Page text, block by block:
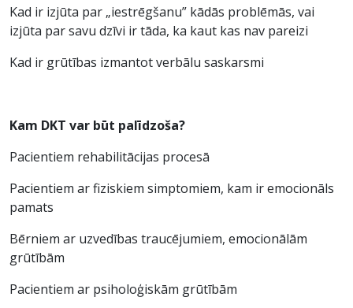
Kad ir izjūta par „iestrēgšanu” kādās problēmās, vai
izjūta par savu dzīvi ir tāda, ka kaut kas nav pareizi
Kad ir grūtības izmantot verbālu saskarsmi
Kam DKT var būt palīdzoša?
Pacientiem rehabilitācijas procesā
Pacientiem ar fiziskiem simptomiem, kam ir emocionāls
pamats
Bērniem ar uzvedības traucējumiem, emocionālām
grūtībām
Pacientiem ar psiholoģiskām grūtībām